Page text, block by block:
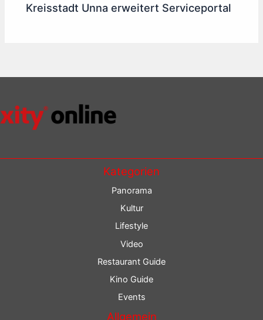
Kreisstadt Unna erweitert Serviceportal
Kategorien
Panorama
Kultur
Lifestyle
Video
Restaurant Guide
Kino Guide
Events
Allgemein